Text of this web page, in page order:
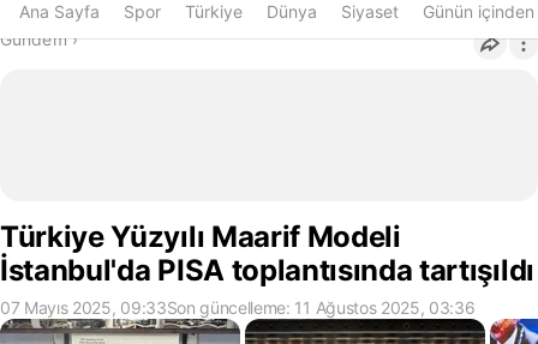
Ana Sayfa Spor Türkiye Dünya Siyaset Günün içinden
Buradasın
Gündem›
Türkiye Yüzyılı Maarif Modeli
İstanbul'da PISA toplantısında tartışıldı
07 Mayıs 2025, 09:33Son güncelleme: 11 Ağustos 2025, 03:36